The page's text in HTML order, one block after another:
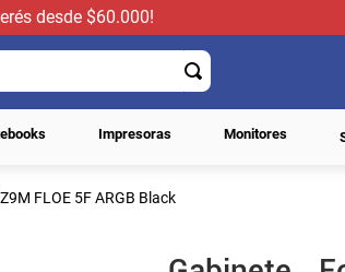
desde $60.000!
Impresoras Monitores
FLOE 5F ARGB Black